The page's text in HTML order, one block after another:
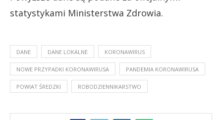
statystykami Ministerstwa Zdrowia.
DANE DANE LOKALNE KORONAWIRUS
NOWE PRZYPADKI KORONAWIRUSA PANDEMIA KORONAWIRUSA
POWIAT ŚREDZKI ROBODZIENNIKARSTWO